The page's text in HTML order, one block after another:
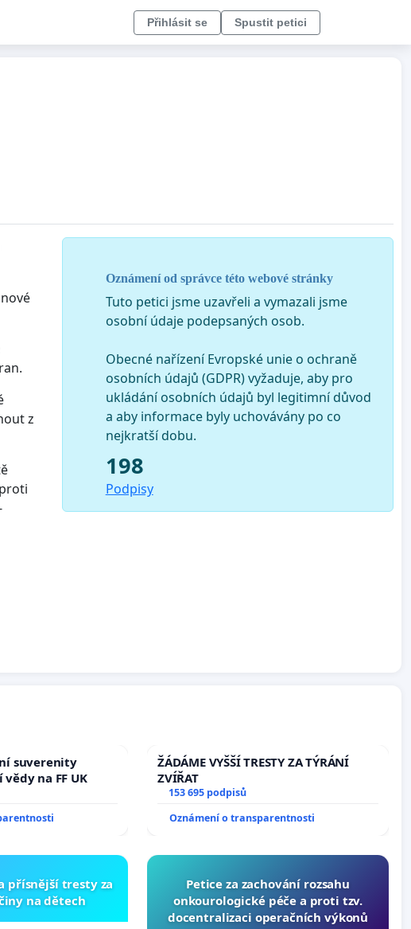
Přihlásit se Spustit petici
z
Oznámení od správce této webové stránky
Tuto petici jsme uzavřeli a vymazali jsme
osobní údaje podepsaných osob.
Obecné nařízení Evropské unie o ochraně
osobních údajů (GDPR) vyžaduje, aby pro
ukládání osobních údajů byl legitimní důvod
a aby informace byly uchovávány po co
nejkratší dobu.
198
Podpisy
suverenity
na FF UK
ŽÁDÁME VYŠŠÍ TRESTY ZA TÝRÁNÍ
ZVÍŘAT
153 695 podpisů
Oznámení o transparentnosti
přísnější tresty za
na dětech
Petice za zachování rozsahu
onkourologické péče a proti tzv.
docentralizaci operačních výkonů